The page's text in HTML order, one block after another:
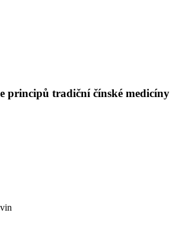
principů tradiční čínské medicíny